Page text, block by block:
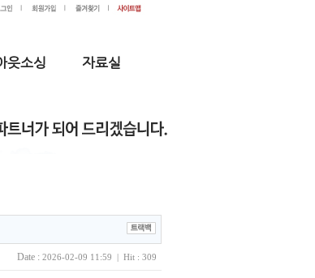
웃소싱 자료실
Date : 2026-02-09 11:59 | Hit : 309